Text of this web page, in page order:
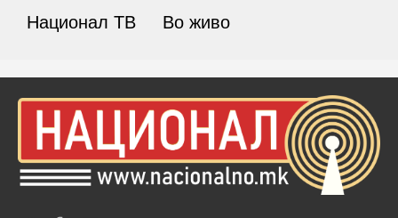
Национал ТВ Во живо